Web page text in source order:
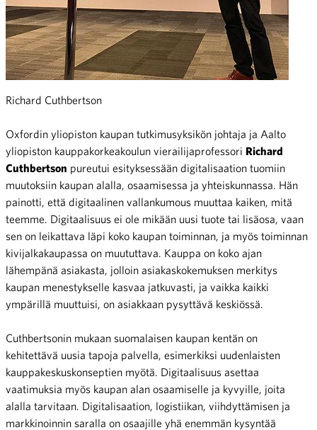
Richard Cuthbertson
Oxfordin yliopiston kaupan tutkimusyksikön johtaja ja Aalto
yliopiston kauppakorkeakoulun vierailijaprofessori Richard
Cuthbertson pureutui esityksessään digitalisaation tuomiin
muutoksiin kaupan alalla, osaamisessa ja yhteiskunnassa. Hän
painotti, että digitaalinen vallankumous muuttaa kaiken, mitä
teemme. Digitaalisuus ei ole mikään uusi tuote tai lisäosa, vaan
sen on leikattava läpi koko kaupan toiminnan, ja myös toiminnan
kivijalkakaupassa on muututtava. Kauppa on koko ajan
lähempänä asiakasta, jolloin asiakaskokemuksen merkitys
kaupan menestykselle kasvaa jatkuvasti, ja vaikka kaikki
ympärillä muuttuisi, on asiakkaan pysyttävä keskiössä.
Cuthbertsonin mukaan suomalaisen kaupan kentän on
kehitettävä uusia tapoja palvella, esimerkiksi uudenlaisten
kauppakeskuskonseptien myötä. Digitaalisuus asettaa
vaatimuksia myös kaupan alan osaamiselle ja kyvyille, joita
alalla tarvitaan. Digitalisaation, logistiikan, viihdyttämisen ja
markkinoinnin saralla on osaajille yhä enemmän kysyntää